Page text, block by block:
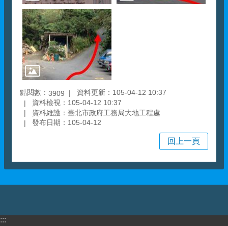
點閱數： 3909
資料更新：105-04-12 10:37
資料檢視：105-04-12 10:37
資料維護：臺北市政府工務局大地工程處
發布日期：105-04-12
回上一頁
:::